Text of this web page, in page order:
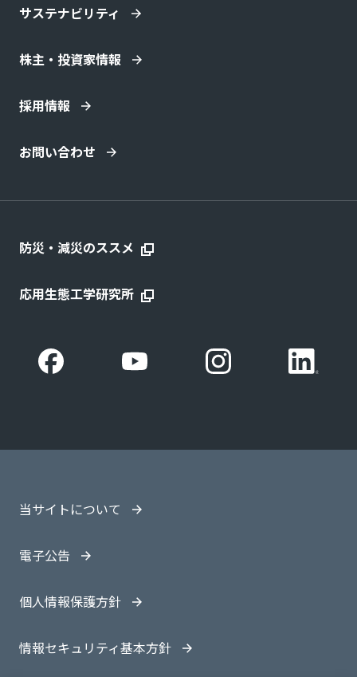
サステナビリティ
株主・投資家情報
採用情報
お問い合わせ
防災・減災のススメ
応用生態工学研究所
当サイトについて
電子公告
個人情報保護方針
情報セキュリティ基本方針